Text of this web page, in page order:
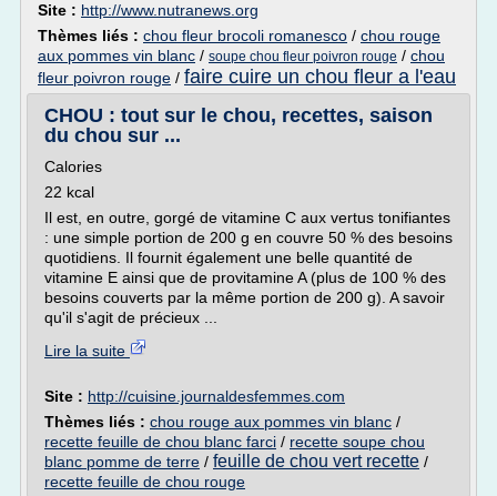
Site : http://www.nutranews.org
Thèmes liés : chou fleur brocoli romanesco / chou rouge
aux pommes vin blanc / soupe chou fleur poivron rouge / chou
fleur poivron rouge / faire cuire un chou fleur a l'eau
CHOU : tout sur le chou, recettes, saison
du chou sur ...
Calories
22 kcal
Il est, en outre, gorgé de vitamine C aux vertus tonifiantes
: une simple portion de 200 g en couvre 50 % des besoins
quotidiens. Il fournit également une belle quantité de
vitamine E ainsi que de provitamine A (plus de 100 % des
besoins couverts par la même portion de 200 g). A savoir
qu'il s'agit de précieux ...
Lire la suite
Site : http://cuisine.journaldesfemmes.com
Thèmes liés : chou rouge aux pommes vin blanc /
recette feuille de chou blanc farci / recette soupe chou
blanc pomme de terre / feuille de chou vert recette /
recette feuille de chou rouge